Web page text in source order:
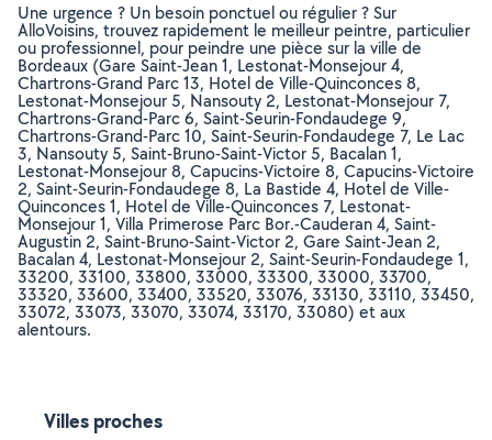
Une urgence ? Un besoin ponctuel ou régulier ? Sur
AlloVoisins, trouvez rapidement le meilleur peintre, particulier
ou professionnel, pour peindre une pièce sur la ville de
Bordeaux (Gare Saint-Jean 1, Lestonat-Monsejour 4,
Chartrons-Grand Parc 13, Hotel de Ville-Quinconces 8,
Lestonat-Monsejour 5, Nansouty 2, Lestonat-Monsejour 7,
Chartrons-Grand-Parc 6, Saint-Seurin-Fondaudege 9,
Chartrons-Grand-Parc 10, Saint-Seurin-Fondaudege 7, Le Lac
3, Nansouty 5, Saint-Bruno-Saint-Victor 5, Bacalan 1,
Lestonat-Monsejour 8, Capucins-Victoire 8, Capucins-Victoire
2, Saint-Seurin-Fondaudege 8, La Bastide 4, Hotel de Ville-
Quinconces 1, Hotel de Ville-Quinconces 7, Lestonat-
Monsejour 1, Villa Primerose Parc Bor.-Cauderan 4, Saint-
Augustin 2, Saint-Bruno-Saint-Victor 2, Gare Saint-Jean 2,
Bacalan 4, Lestonat-Monsejour 2, Saint-Seurin-Fondaudege 1,
33200, 33100, 33800, 33000, 33300, 33000, 33700,
33320, 33600, 33400, 33520, 33076, 33130, 33110, 33450,
33072, 33073, 33070, 33074, 33170, 33080) et aux
alentours.
Villes proches